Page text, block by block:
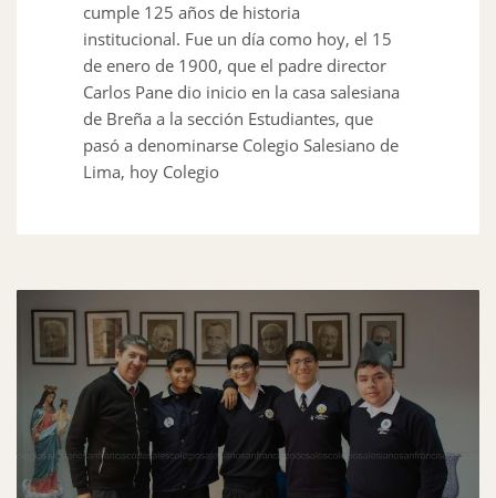
cumple 125 años de historia
institucional. Fue un día como hoy, el 15
de enero de 1900, que el padre director
Carlos Pane dio inicio en la casa salesiana
de Breña a la sección Estudiantes, que
pasó a denominarse Colegio Salesiano de
Lima, hoy Colegio